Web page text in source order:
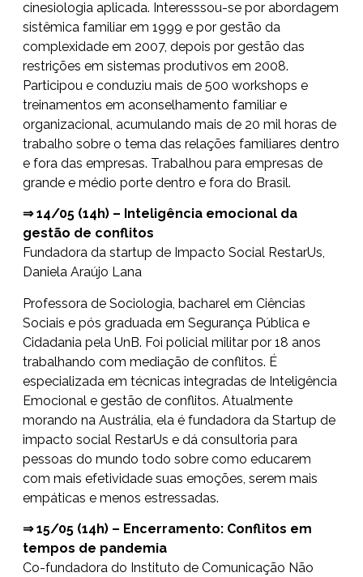
cinesiologia aplicada. Interesssou-se por abordagem
sistêmica familiar em 1999 e por gestão da
complexidade em 2007, depois por gestão das
restrições em sistemas produtivos em 2008.
Participou e conduziu mais de 500 workshops e
treinamentos em aconselhamento familiar e
organizacional, acumulando mais de 20 mil horas de
trabalho sobre o tema das relações familiares dentro
e fora das empresas. Trabalhou para empresas de
grande e médio porte dentro e fora do Brasil.
⇒ 14/05 (14h) – Inteligência emocional da
gestão de conflitos
Fundadora da startup de Impacto Social RestarUs,
Daniela Araújo Lana
Professora de Sociologia, bacharel em Ciências
Sociais e pós graduada em Segurança Pública e
Cidadania pela UnB. Foi policial militar por 18 anos
trabalhando com mediação de conflitos. É
especializada em técnicas integradas de Inteligência
Emocional e gestão de conflitos. Atualmente
morando na Austrália, ela é fundadora da Startup de
impacto social RestarUs e dá consultoria para
pessoas do mundo todo sobre como educarem
com mais efetividade suas emoções, serem mais
empáticas e menos estressadas.
⇒ 15/05 (14h) – Encerramento: Conflitos em
tempos de pandemia
Co-fundadora do Instituto de Comunicação Não